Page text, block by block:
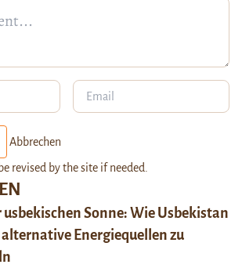
Sonne: Wie Usbekistan
Energiequellen zu
Abbrechen
revised by the site if needed.